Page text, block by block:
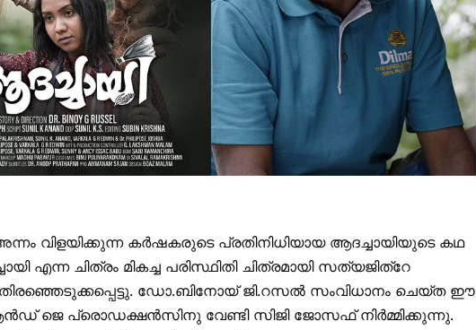
അന്നം വിളയിക്കുന്ന കർഷകരുടെ പ്രതിനിധിയായ ആദച്ചായിയുടെ കഥ
എന്ന ചിത്രം മികച്ച പരിസ്ഥിതി ചിത്രമായി സത്യജിത്റേ
ഡോ.ബിനോയ് ജി.റസൽ സംവിധാനം ചെയ്ത ഈ
ജെ പ്രൊഡക്ഷൻസിനു വേണ്ടി സിജി ജോസഫ് നിർമ്മിക്കുന്നു.